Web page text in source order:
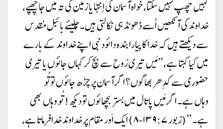
کہیں چھپ نہیں سکتا، خواہ آسمان کی اِنتہا یا زمین کی تہ میں جا چھپے،
خداوند کی آنکھیں اُسے ڈھونڈ ہی نکالتی ہیں۔ چلیئے بائبل مُقدس
سے دیکھتے ہیں کہ خدا کا پیارا بندہ دائود نبی اپنے خداوند کے بارے
میں کیا کہتا ہے، ’’مَیں تیری رُوح سے بچ کر کہاں جائوں یا تیری
حضوری سے کدِھر بھاگوں؟ اگر آسمان پر چڑھ جائوں تو تُو
وہاں ہے۔ اگر مَیں پاتال میں بستر بچھائوں تو دیکھ! تُو وہاں بھی
ہے۔ ‘‘ (زبور ۱۳۹:۷-۸) ایک اَور مقام پر خداوند خدا فرماتا ہے،